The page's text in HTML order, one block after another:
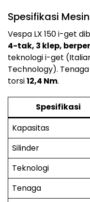
Spesifikasi
Vespa LX 150 i-get
4-tak, 3 klep,
teknologi i-get
Technology).
torsi12,4 Nm.
Spesifikasi
Kapasitas
Silinder
Teknologi
Tenaga